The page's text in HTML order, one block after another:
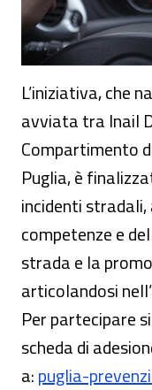
L’iniziativa, che
avviata tra Inail
Compartimento
Puglia, è
incidenti
competenze e
strada e la
articolandosi
Per partecipare
scheda di
a:puglia-